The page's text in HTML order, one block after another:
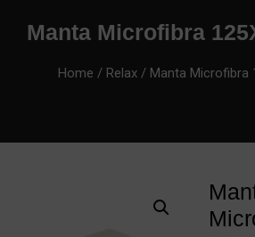
Manta Microfibra
Home / Relax/ Manta Microfibra